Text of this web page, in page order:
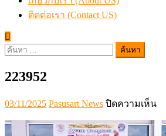
ติดต่อเรา (Contact US)
ค้นหา
223952
Posted
on
03/11/2025 Author
Pasusart News ปิดความเห็นบน